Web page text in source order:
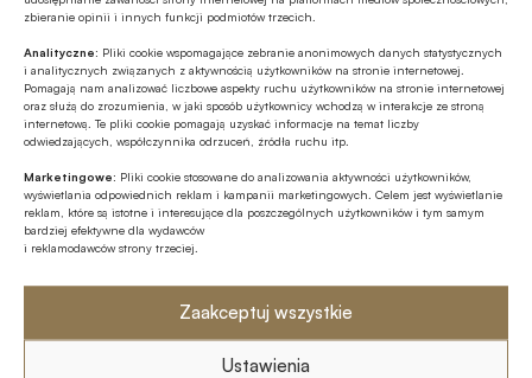
zbieranie opinii i innych funkcji podmiotów trzecich.
Analityczne: Pliki cookie wspomagające zebranie anonimowych danych statystycznych
i analitycznych związanych z aktywnością użytkowników na stronie internetowej.
Pomagają nam analizować liczbowe aspekty ruchu użytkowników na stronie internetowej
oraz służą do zrozumienia, w jaki sposób użytkownicy wchodzą w interakcje ze stroną
internetową. Te pliki cookie pomagają uzyskać informacje na temat liczby
odwiedzających, współczynnika odrzuceń, źródła ruchu itp.
Marketingowe: Pliki cookie stosowane do analizowania aktywności użytkowników,
wyświetlania odpowiednich reklam i kampanii marketingowych. Celem jest wyświetlanie
reklam, które są istotne i interesujące dla poszczególnych użytkowników i tym samym
bardziej efektywne dla wydawców
i reklamodawców strony trzeciej.
Zaakceptuj wszystkie
Ustawienia
przygotowań do cyberataku są czyste kopie
zapasowe i regularne weryfikowanie, czy zasoby
można odzyskać.
– Problem z dostosowaniem organizacyjnym
utrzymuje się: Podczas gdy wiele przedsiębiorstw
może uznać ransomware za katastrofę i w związku
z tym uwzględnić cyberataki w swoich planach
(BC/DR), 60% firm twierdzi, że nadal potrzebuje
znacznych usprawnień lub całkowitej przebudowy
swoich zespołów ds. backupu i